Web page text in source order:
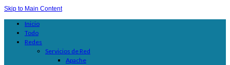
Skip to Main Content
Inicio
Todo
Redes
Servicios de Red
Apache